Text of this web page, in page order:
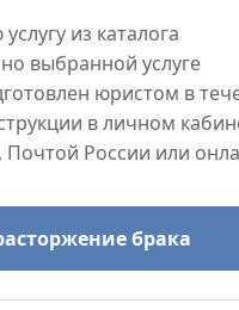
из каталога
выбранной услуге
юристом в
в личном
Почтой России или
брака